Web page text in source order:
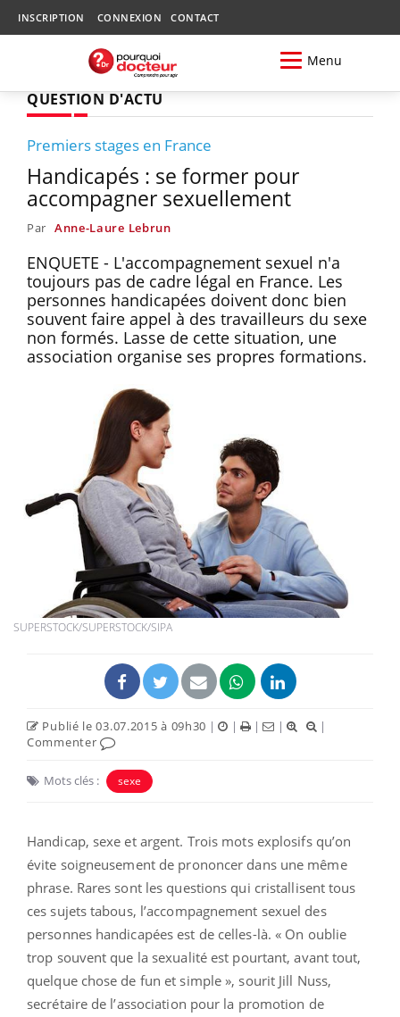
INSCRIPTION CONNEXION CONTACT
Menu
QUESTION D'ACTU
Premiers stages en France
Handicapés : se former pour
accompagner sexuellement
Par Anne-Laure Lebrun
ENQUETE - L'accompagnement sexuel n'a
toujours pas de cadre légal en France. Les
personnes handicapées doivent donc bien
souvent faire appel à des travailleurs du sexe
non formés. Lasse de cette situation, une
association organise ses propres formations.
SUPERSTOCK/SUPERSTOCK/SIPA
Publié le 03.07.2015 à 09h30 | | | |
|
Commenter
Mots clés : sexe
Handicap, sexe et argent. Trois mots explosifs qu’on
évite soigneusement de prononcer dans une même
phrase. Rares sont les questions qui cristallisent tous
ces sujets tabous, l’accompagnement sexuel des
personnes handicapées est de celles-là. « On oublie
trop souvent que la sexualité est pourtant, avant tout,
quelque chose de fun et simple », sourit Jill Nuss,
secrétaire de l’association pour la promotion de